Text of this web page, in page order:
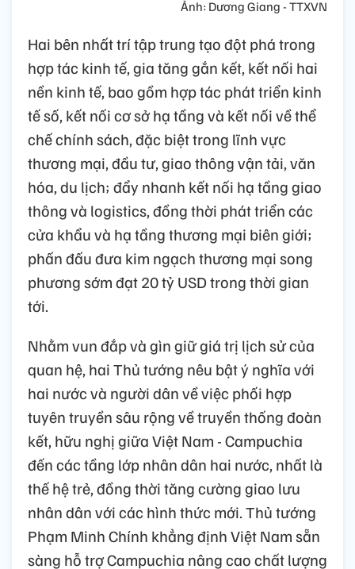
Ảnh: Dương Giang - TTXVN
Hai bên nhất trí tập trung tạo đột phá trong
hợp tác kinh tế, gia tăng gắn kết, kết nối hai
nền kinh tế, bao gồm hợp tác phát triển kinh
tế số, kết nối cơ sở hạ tầng và kết nối về thể
chế chính sách, đặc biệt trong lĩnh vực
thương mại, đầu tư, giao thông vận tải, văn
hóa, du lịch; đẩy nhanh kết nối hạ tầng giao
thông và logistics, đồng thời phát triển các
cửa khẩu và hạ tầng thương mại biên giới;
phấn đấu đưa kim ngạch thương mại song
phương sớm đạt 20 tỷ USD trong thời gian
tới.
Nhằm vun đắp và gìn giữ giá trị lịch sử của
quan hệ, hai Thủ tướng nêu bật ý nghĩa với
hai nước và người dân về việc phối hợp
tuyên truyền sâu rộng về truyền thống đoàn
kết, hữu nghị giữa Việt Nam - Campuchia
đến các tầng lớp nhân dân hai nước, nhất là
thế hệ trẻ, đồng thời tăng cường giao lưu
nhân dân với các hình thức mới. Thủ tướng
Phạm Minh Chính khẳng định Việt Nam sẵn
sàng hỗ trợ Campuchia nâng cao chất lượng